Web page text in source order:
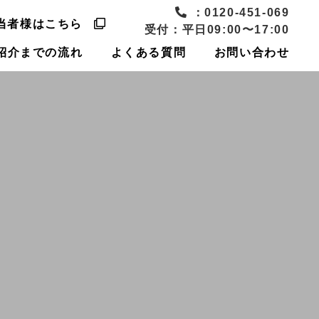
者様はこちら
：0120-451-069
受付：平日09:00〜17:00
介までの流れ
よくある質問 お問い合わせ